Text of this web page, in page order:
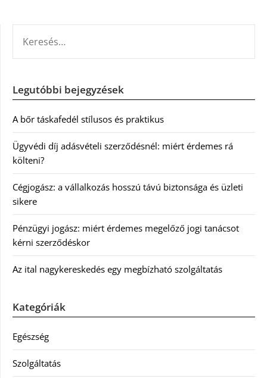
Legutóbbi bejegyzések
A bőr táskafedél stílusos és praktikus
Ügyvédi díj adásvételi szerződésnél: miért érdemes rá
költeni?
Cégjogász: a vállalkozás hosszú távú biztonsága és üzleti
sikere
Pénzügyi jogász: miért érdemes megelőző jogi tanácsot
kérni szerződéskor
Az ital nagykereskedés egy megbízható szolgáltatás
Kategóriák
Egészség
Szolgáltatás